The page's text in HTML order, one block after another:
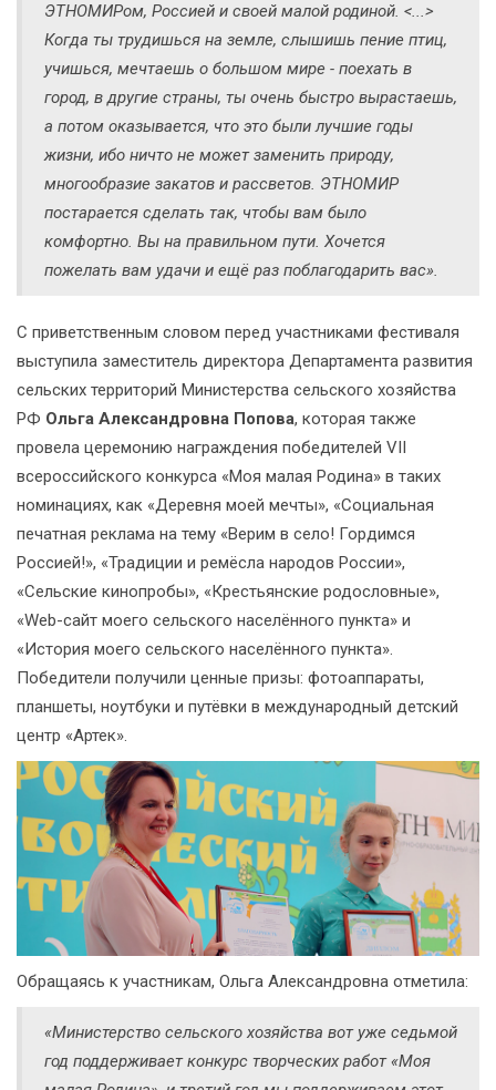
ЭТНОМИРом, Россией и своей малой родиной. <...>
Когда ты трудишься на земле, слышишь пение птиц,
учишься, мечтаешь о большом мире - поехать в
город, в другие страны, ты очень быстро вырастаешь,
а потом оказывается, что это были лучшие годы
жизни, ибо ничто не может заменить природу,
многообразие закатов и рассветов. ЭТНОМИР
постарается сделать так, чтобы вам было
комфортно. Вы на правильном пути. Хочется
пожелать вам удачи и ещё раз поблагодарить вас».
С приветственным словом перед участниками фестиваля
выступила заместитель директора Департамента развития
сельских территорий Министерства сельского хозяйства
РФ Ольга Александровна Попова, которая также
провела церемонию награждения победителей VII
всероссийского конкурса «Моя малая Родина» в таких
номинациях, как «Деревня моей мечты», «Социальная
печатная реклама на тему «Верим в село! Гордимся
Россией!», «Традиции и ремёсла народов России»,
«Сельские кинопробы», «Крестьянские родословные»,
«Web-сайт моего сельского населённого пункта» и
«История моего сельского населённого пункта».
Победители получили ценные призы: фотоаппараты,
планшеты, ноутбуки и путёвки в международный детский
центр «Артек».
Обращаясь к участникам, Ольга Александровна отметила:
«Министерство сельского хозяйства вот уже седьмой
год поддерживает конкурс творческих работ «Моя